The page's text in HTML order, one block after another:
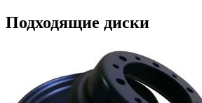
Подходящие диски